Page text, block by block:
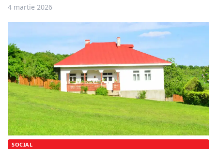
4 martie 2026
SOCIAL